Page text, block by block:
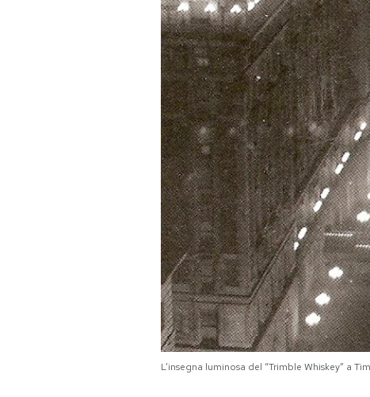
L’insegna luminosa del “Trimble Whiskey” a